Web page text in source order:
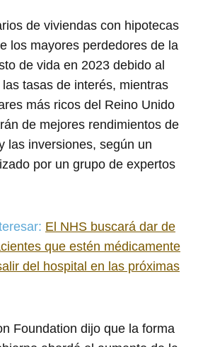
de viviendas con hipotecas
los mayores perdedores de la
de vida en 2023 debido al
tasas de interés, mientras
más ricos del Reino Unido
de mejores rendimientos de
las inversiones, según un
por un grupo de expertos
El NHS buscará dar de
que estén médicamente
del hospital en las próximas
Foundation dijo que la forma